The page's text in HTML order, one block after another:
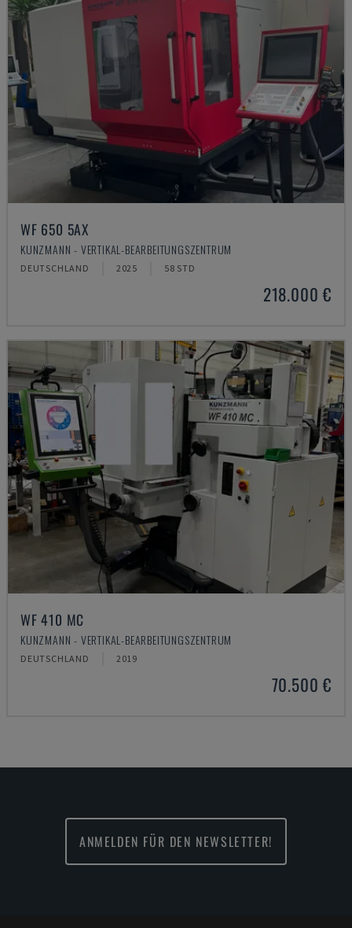
WF 650 5AX
KUNZMANN - VERTIKAL-BEARBEITUNGSZENTRUM
DEUTSCHLAND 2025 58 STD
218.000 €
WF 410 MC
KUNZMANN - VERTIKAL-BEARBEITUNGSZENTRUM
DEUTSCHLAND 2019
70.500 €
ANMELDEN FÜR DEN NEWSLETTER!